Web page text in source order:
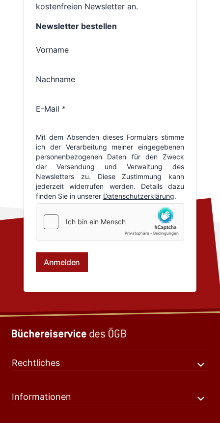
kostenfreien Newsletter an.
Rechtliches
Informationen